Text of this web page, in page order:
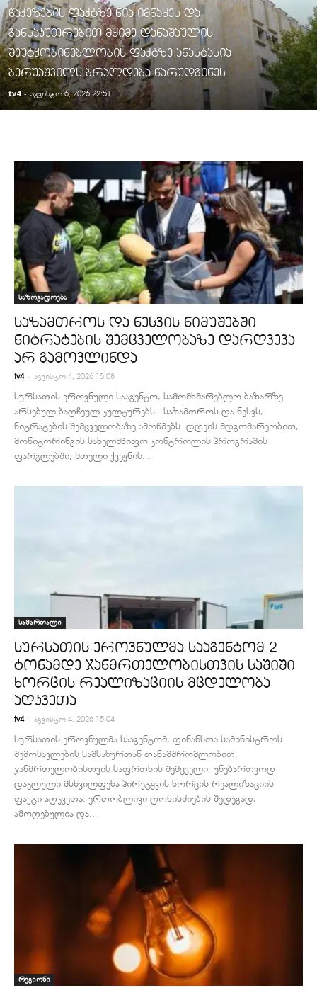
წაქეზების ფაქტზე ნია იმნაძეს და
განსაკუთრებით მძიმე დანაშაულის
შეუტყობინებლობის ფაქტზე ანასტასია
ბერუაშვილს ბრალდება წარუდგინეს
tv4 - აგვისტო 6, 2026 22:51
საზოგადოება
საზამთროს და ნესვის ნიმუშებში
ნიტრატების შემცველობაზე დარღვევა
არ გამოვლინდა
tv4 - აგვისტო 4, 2026 15:08
სურსათის ეროვნული სააგენტო, სამომხმარებლო ბაზარზე
არსებულ ბაღჩეულ კულტურებს - საზამთროს და ნესვს,
ნიტრატების შემცველობაზე ამოწმებს. დღეის მდგომარეობით,
მონიტორინგის სახელმწიფო კონტროლის პროგრამის
ფარგლებში, მთელი ქვეყნის...
სამართალი
სურსათის ეროვნულმა სააგენტომ 2
ტონამდე ჯანმრთელობისთვის საშიში
ხორცის რეალიზაციის მცდელობა
აღკვეთა
tv4 - აგვისტო 4, 2026 15:04
სურსათის ეროვნულმა სააგენტომ, ფინანსთა სამინისტროს
შემოსავლების სამსახურთან თანამშრომლობით,
ჯანმრთელობისთვის საფრთხის შემცველი, უნებართვოდ
დაკლული მსხვილფეხა პირუტყვის ხორცის რეალიზაციის
ფაქტი აღკვეთა. ერთობლივი ღონისძიების შედეგად,
ამოღებულია და...
რეგიონი